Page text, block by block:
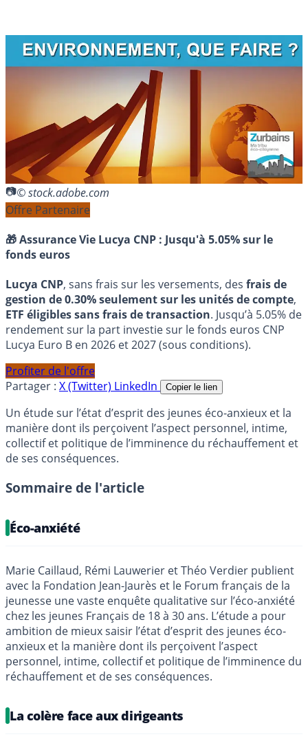
© stock.adobe.com
Offre Partenaire
🎁 Assurance Vie Lucya CNP : Jusqu'à 5.05% sur le
fonds euros
Lucya CNP, sans frais sur les versements, des frais de
gestion de 0.30% seulement sur les unités de compte,
ETF éligibles sans frais de transaction. Jusqu’à 5.05% de
rendement sur la part investie sur le fonds euros CNP
Lucya Euro B en 2026 et 2027 (sous conditions).
Profiter de l'offre
Partager : X (Twitter) LinkedIn Copier le lien
Un étude sur l’état d’esprit des jeunes éco-anxieux et la
manière dont ils perçoivent l’aspect personnel, intime,
collectif et politique de l’imminence du réchauffement et
de ses conséquences.
Sommaire de l'article
Éco-anxiété
Marie Caillaud, Rémi Lauwerier et Théo Verdier publient
avec la Fondation Jean-Jaurès et le Forum français de la
jeunesse une vaste enquête qualitative sur l’éco-anxiété
chez les jeunes Français de 18 à 30 ans. L’étude a pour
ambition de mieux saisir l’état d’esprit des jeunes éco-
anxieux et la manière dont ils perçoivent l’aspect
personnel, intime, collectif et politique de l’imminence du
réchauffement et de ses conséquences.
La colère face aux dirigeants